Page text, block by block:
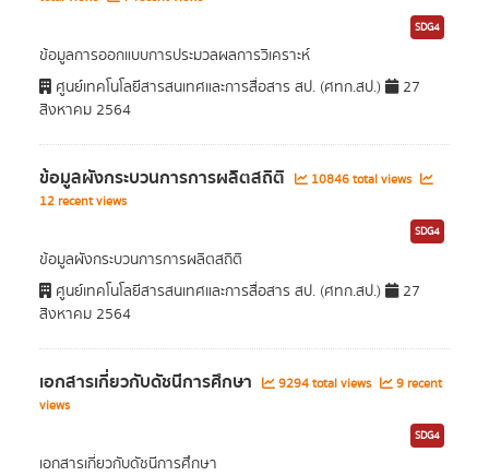
SDG4
ข้อมูลการออกแบบการประมวลผลการวิเคราะห์
ศูนย์เทคโนโลยีสารสนเทศและการสื่อสาร สป. (ศทก.สป.)
27
สิงหาคม 2564
ข้อมูลผังกระบวนการการผลิตสถิติ
10846 total views
12 recent views
SDG4
ข้อมูลผังกระบวนการการผลิตสถิติ
ศูนย์เทคโนโลยีสารสนเทศและการสื่อสาร สป. (ศทก.สป.)
27
สิงหาคม 2564
เอกสารเกี่ยวกับดัชนีการศึกษา 9294 total views
9 recent
views
SDG4
เอกสารเกี่ยวกับดัชนีการศึกษา